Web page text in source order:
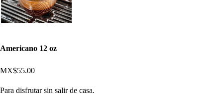
Americano 12 oz
MX$55.00
Para disfrutar sin salir de casa.